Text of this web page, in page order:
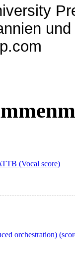
(Vocal score)
orchestration)